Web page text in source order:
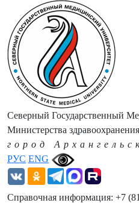
РУС ENG
Северный Государственный
Министерства
город
Справочная информация: +7